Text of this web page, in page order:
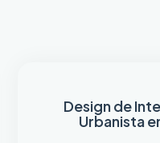
Design de
Urbanista